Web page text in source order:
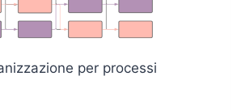
per processi